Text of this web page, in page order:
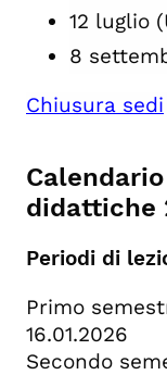
12 luglio
8
Chiusura sedi
didattiche
Periodi di
Primo
16.01.2026
Secondo